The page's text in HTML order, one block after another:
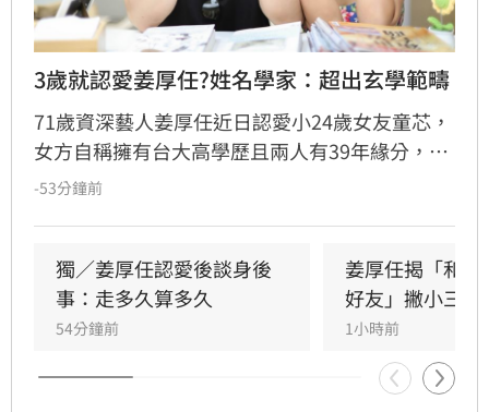
3歲就認愛姜厚任?姓名學家：超出玄學範疇
71歲資深藝人姜厚任近日認愛小24歲女友童芯，
女方自稱擁有台大高學歷且兩人有39年緣分，引
發熱議。隨後女方過往背景遭網友起底，包括多
恐有違反姓名條例疑慮，且其自稱三歲即認定對
方為老公的說法邏輯矛盾。吳睿穎直言，這段戀
情的人設背景過於離奇，已完全超出玄學範疇，
引發各界對女方真實動機的廣泛討論，這段戀情
也因此成為近期演藝圈備受矚目的焦點話題。
-53分鐘前
獨／姜厚任認愛後談身後
事：走多久算多久
54分鐘前
姜厚任揭「和
好友」撇小三傳
1小時前